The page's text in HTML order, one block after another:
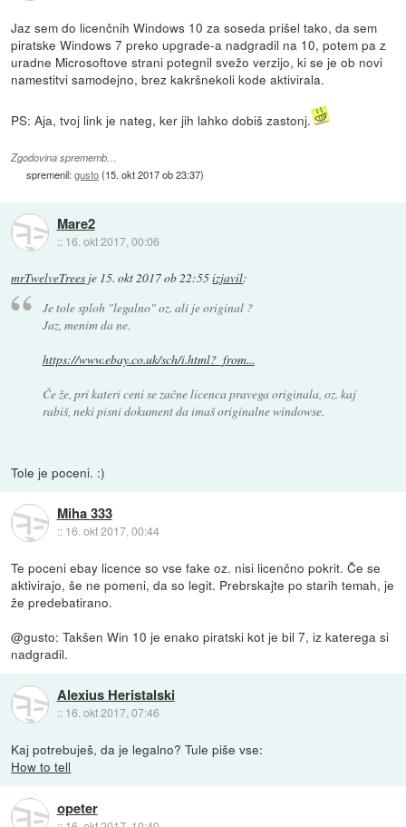
Jaz sem do licenčnih Windows 10 za soseda prišel tako, da sem
piratske Windows 7 preko upgrade-a nadgradil na 10, potem pa z
uradne Microsoftove strani potegnil svežo verzijo, ki se je ob novi
namestitvi samodejno, brez kakršnekoli kode aktivirala.
PS: Aja, tvoj link je nateg, ker jih lahko dobiš zastonj.
Zgodovina sprememb…
spremenil:gusto(15. okt 2017 ob 23:37)
Mare2
:: 16. okt 2017, 00:06
mrTwelveTrees je 15. okt 2017 ob 22:55izjavil:
Je tole sploh "legalno" oz. ali je original ?
Jaz, menim da ne.
https://www.ebay.co.uk/sch/i.html?_from...
Če že, pri kateri ceni se začne licenca pravega originala, oz. kaj
rabiš, neki pisni dokument da imaš originalne windowse.
Tole je poceni. :)
Miha 333
:: 16. okt 2017, 00:44
Te poceni ebay licence so vse fake oz. nisi licenčno pokrit. Če se
aktivirajo, še ne pomeni, da so legit. Prebrskajte po starih temah, je
že predebatirano.
@gusto: Takšen Win 10 je enako piratski kot je bil 7, iz katerega si
nadgradil.
Alexius Heristalski
:: 16. okt 2017, 07:46
Kaj potrebuješ, da je legalno? Tule piše vse:
How to tell
opeter